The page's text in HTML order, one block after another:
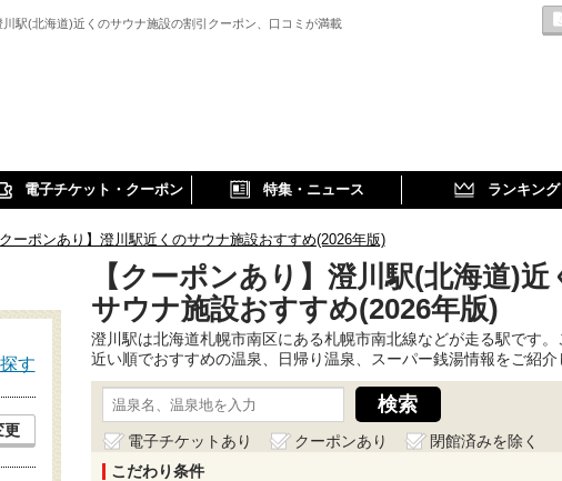
川駅(北海道)近くのサウナ施設の割引クーポン、口コミが満載
電子チケット・クーポン 特集・ニュース ランキング
クーポンあり】澄川駅近くのサウナ施設おすすめ(2026年版)
【クーポンあり】澄川駅(北海道)近
サウナ施設おすすめ(2026年版)
澄川駅は北海道札幌市南区にある札幌市南北線などが走る駅です
近い順でおすすめの温泉、日帰り温泉、スーパー銭湯情報をご紹介
電子チケットあり クーポンあり
閉館済みを除く
こだわり条件
す
更